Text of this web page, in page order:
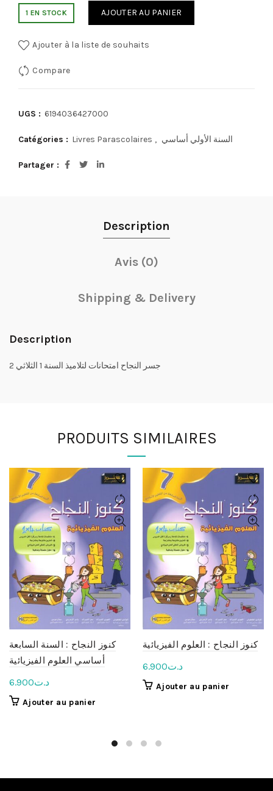
1 EN STOCK AJOUTER AU PANIER
Ajouter à la liste de souhaits
Compare
UGS : 6194036427000
Catégories : Livres Parascolaires , السنة الأولي أساسي
Partager
Description
Avis (0)
Shipping & Delivery
Description
جسر النجاح امتحانات لتلاميذ السنة 1 الثلاثي 2
PRODUITS SIMILAIRES
كنوز النجاح : السنة السابعة
أساسي العلوم الفيزيائية
د.ت6.900
Ajouter au panier
كنوز النجاح : العلوم الفيزيائية
د.ت6.900
Ajouter au panier